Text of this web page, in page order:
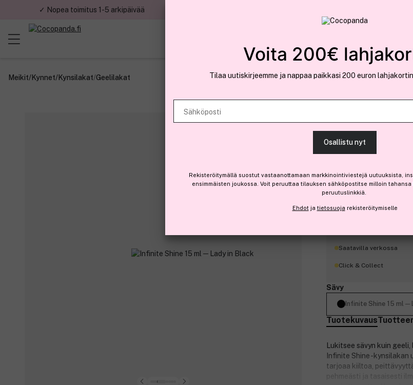
✓ Nopea toimitus 1-5 arkipäivää
Meikit/Kynnet/Kynsilakat/Geelilakat
OPI
Infinite Shine 15
Vain 2 varastossa
120,67 € / 100ml
Saatavilla verkossa
Click & Collect
Sävy
Infinite Shine 15 ml ─
Tuotekuvaus
Lukitsee sävyn kuin
Infinite Shine -
tarjoaa kiiltoa,
pehmeästi ja tasaisesti
Voita 200€
Tilaa uutiskirjeemme ja nappaa paikkasi 200 euron
Sähköposti
Osallistu nyt
Rekisteröitymällä suostut vastaanottamaan markkinointiviestejä uutuuksista,
ensimmäisten joukossa. Voit peruuttaa tilauksen sähköpostitse milloin
peruutuslinkkiä.
Ehdotja tietosuoja rekisteröitymiselle